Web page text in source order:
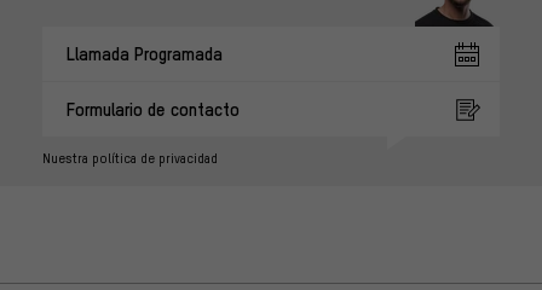
Llamada Programada
Formulario de contacto
Nuestra política de privacidad